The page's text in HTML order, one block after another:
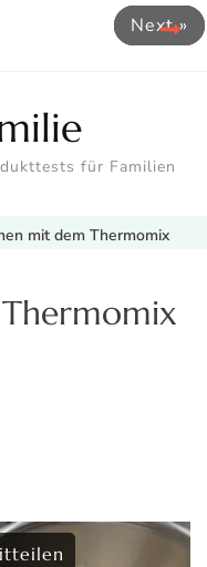
für Familien
mit dem Thermomix
Next »
Next »
Next »